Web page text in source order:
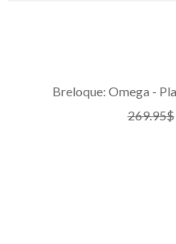
Breloque: Omega -
269.95$